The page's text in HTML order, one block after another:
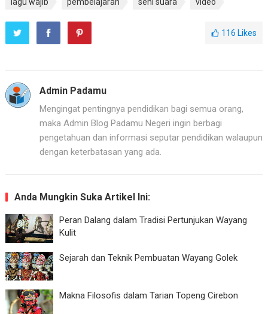
lagu wajib pembelajaran seni suara video
116 Likes
Admin Padamu
Mengingat pentingnya pendidikan bagi semua orang,
maka Admin Blog Padamu Negeri ingin berbagi
pengetahuan dan informasi seputar pendidikan walaupun
dengan keterbatasan yang ada.
Anda Mungkin Suka Artikel Ini:
Peran Dalang dalam Tradisi Pertunjukan Wayang
Kulit
Sejarah dan Teknik Pembuatan Wayang Golek
Makna Filosofis dalam Tarian Topeng Cirebon